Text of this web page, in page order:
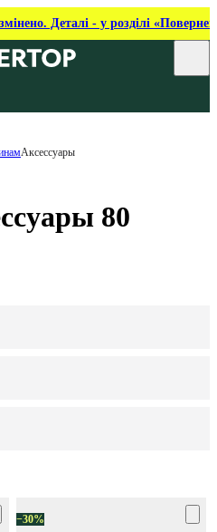
Деталі - у розділі
Аксессуары
80
−30%